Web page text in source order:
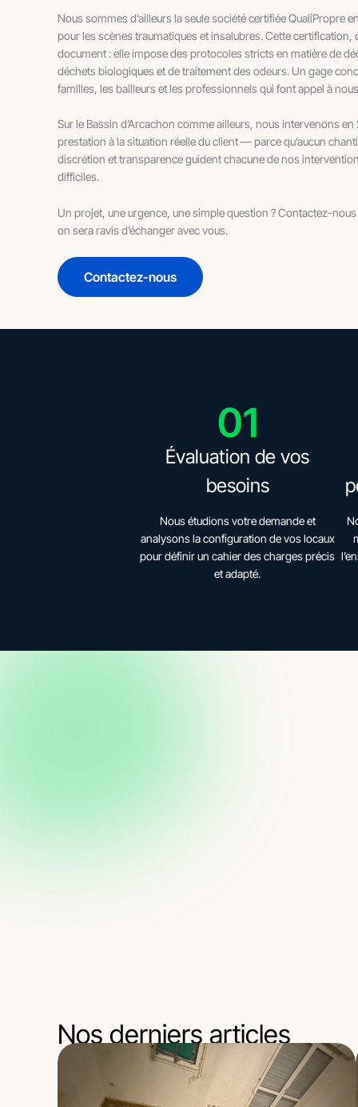
Nous sommes d’ailleurs la seule société certifiée QualiPropre
pour les scènes traumatiques et insalubres. Cette certification,
document : elle impose des protocoles stricts en matière de
déchets biologiques et de traitement des odeurs. Un gage
familles, les bailleurs et les professionnels qui font appel à
Sur le Bassin d’Arcachon comme ailleurs, nous intervenons
prestation à la situation réelle du client — parce qu’aucun
discrétion et transparence guident chacune de nos
difficiles.
Un projet, une urgence, une simple question ? Contactez-
on sera ravis d’échanger avec vous.
Contactez-nous
01
Évaluation de vos
besoins
Nous étudions votre demande et
analysons la configuration de vos locaux
pour définir un cahier des charges précis
et adapté.
Nos derniers articles